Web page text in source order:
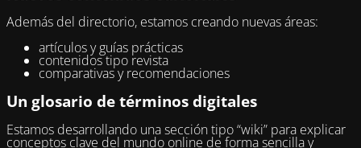
Además del directorio, estamos creando nuevas áreas:
artículos y guías prácticas
contenidos tipo revista
comparativas y recomendaciones
Un glosario de términos digitales
Estamos desarrollando una sección tipo “wiki” para explicar
conceptos clave del mundo online de forma sencilla y